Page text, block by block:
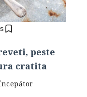
peste
cratita